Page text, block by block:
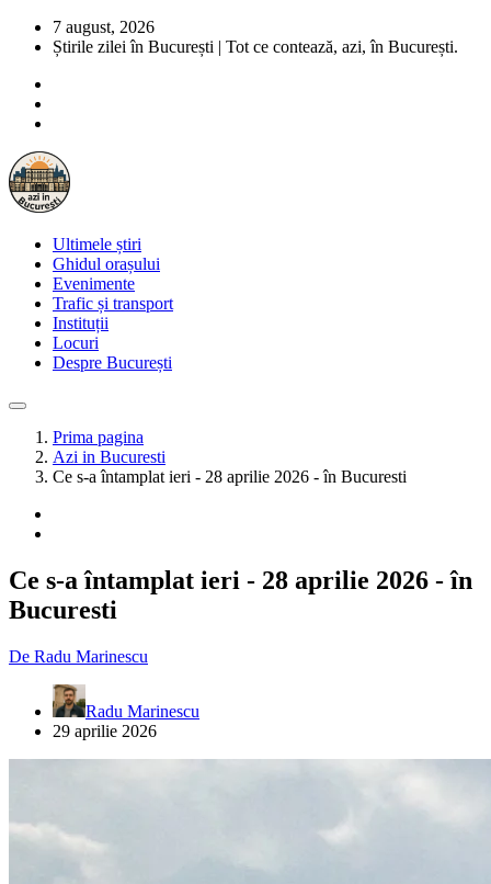
7 august, 2026
Știrile zilei în București | Tot ce contează, azi, în București.
Ultimele știri
Ghidul orașului
Evenimente
Trafic și transport
Instituții
Locuri
Despre București
Prima pagina
Azi in Bucuresti
Ce s-a întamplat ieri - 28 aprilie 2026 - în Bucuresti
Ce s-a întamplat ieri - 28 aprilie 2026 - în
Bucuresti
De Radu Marinescu
Radu Marinescu
29 aprilie 2026